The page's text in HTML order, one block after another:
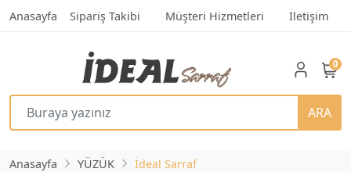
Anasayfa Sipariş Takibi Müşteri Hizmetleri İletişim
ARA
0
Anasayfa YÜZÜK İdeal Sarraf